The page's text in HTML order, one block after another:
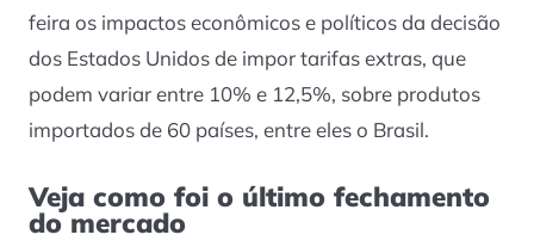
feira os impactos econômicos e políticos da decisão
dos Estados Unidos de impor tarifas extras, que
podem variar entre 10% e 12,5%, sobre produtos
importados de 60 países, entre eles o Brasil.
Veja como foi o último fechamento
do mercado